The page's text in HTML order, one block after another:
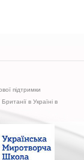
підтримки
в Україні в